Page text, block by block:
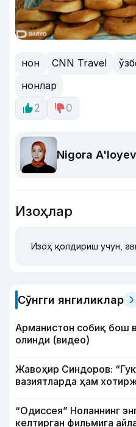
нон CNN Travel
нонлар
2
0
Nigora
Изоҳлар
Изоҳ қолдириш учун,
Сўнгги янгиликлар
Арманистон собиқ бош
олинди (видео)
Жавоҳир Синдоров:
вазиятларда ҳам
“Одиссея” Ноланнинг
келтирган фильмига